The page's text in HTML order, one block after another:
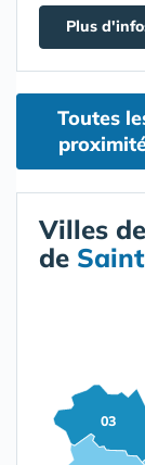
Plus
Toutes
Villes
de
03